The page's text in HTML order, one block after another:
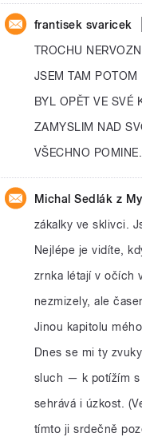
frantisek svaricek
TROCHU
JSEM TAM POTOM
BYL OPĚT VE SVÉ
ZAMYSLIM NAD
VŠECHNO
Michal Sedlák z
zákalky ve sklivci.
Nejlépe je vidíte,
zrnka létají v očích
nezmizely, ale
Jinou kapitolu
Dnes se mi ty
sluch — k potížím s
sehrává i úzkost.
tímto ji srdečně